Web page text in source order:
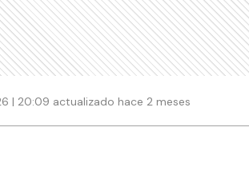
| 20:09 actualizado hace 2 meses